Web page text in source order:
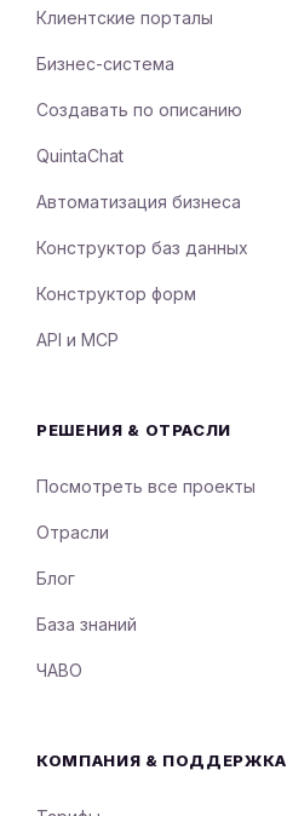
Клиентские порталы
Бизнес-система
Создавать по описанию
QuintaChat
Автоматизация бизнеса
Конструктор баз данных
Конструктор форм
API и MCP
РЕШЕНИЯ & ОТРАСЛИ
Посмотреть все проекты
Отрасли
Блог
База знаний
ЧАВО
КОМПАНИЯ & ПОДДЕРЖКА